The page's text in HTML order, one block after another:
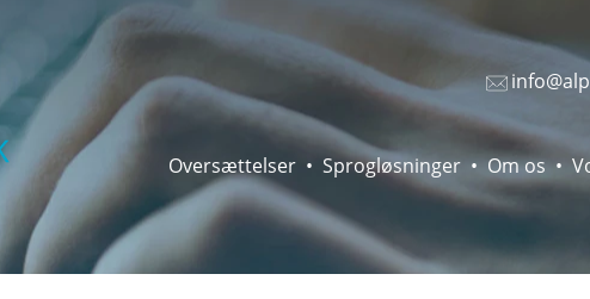
Oversættelser Sprogløsninger Om os